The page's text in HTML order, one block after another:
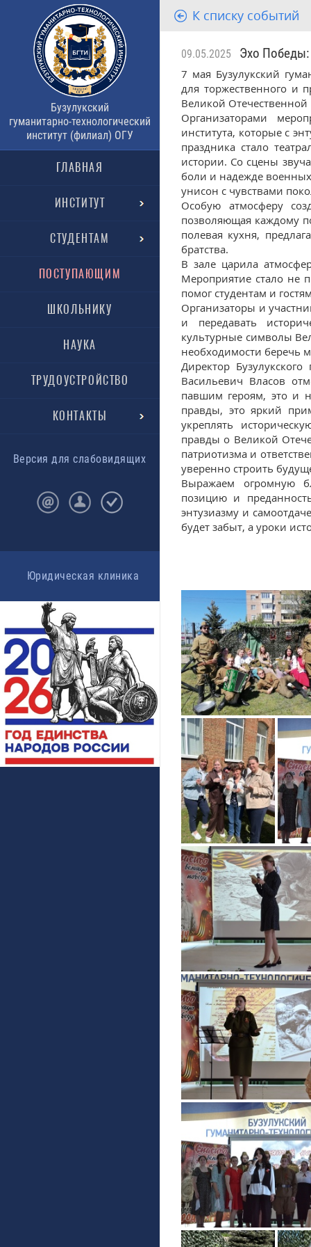
Бузулукский
гуманитарно-технологический
институт (филиал) ОГУ
ГЛАВНАЯ
ИНСТИТУТ
СТУДЕНТАМ
ПОСТУПАЮЩИМ
ШКОЛЬНИКУ
НАУКА
ТРУДОУСТРОЙСТВО
КОНТАКТЫ
Версия для слабовидящих
Юридическая клиника
К списку событий
09.05.2025 Эхо Победы:
7 мая Бузулукский
для торжественного и
Великой
Организаторами
института, которые с
праздника стало
истории. Со сцены
боли и надежде
унисон с чувствами
Особую атмосферу
позволяющая каждому
полевая кухня,
братства.
В зале царила
Мероприятие стало не
помог студентам и
Организаторы и
и передавать
культурные символы
необходимости беречь
Директор
Васильевич Власов
павшим героям, это и
правды, это яркий
укреплять
правды о Великой
патриотизма и
уверенно строить
Выражаем огромную
позицию и
энтузиазму и
будет забыт, а уроки